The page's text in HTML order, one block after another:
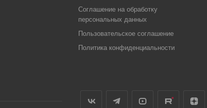
Соглашение на обработку
персональных данных
Пользовательское соглашение
Политика конфиденциальности